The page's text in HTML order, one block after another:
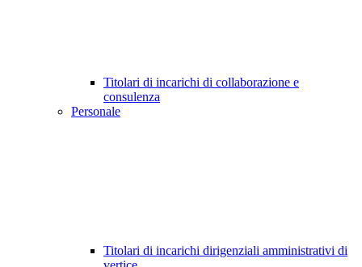
Titolari di incarichi di collaborazione e
consulenza
Personale
Titolari di incarichi dirigenziali amministrativi di